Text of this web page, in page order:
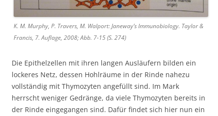
K. M. Murphy, P. Travers, M. Walport: Janeway’s Immunobiology. Taylor &
Francis, 7. Auflage, 2008; Abb. 7-15 (S. 274)
Die Epithelzellen mit ihren langen Ausläufern bilden ein
lockeres Netz, dessen Hohlräume in der Rinde nahezu
vollständig mit Thymozyten angefüllt sind. Im Mark
herrscht weniger Gedränge, da viele Thymozyten bereits in
der Rinde eingegangen sind. Dafür findet sich hier nun ein